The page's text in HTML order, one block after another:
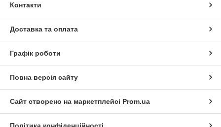
Контакти
Доставка та оплата
Графік роботи
Повна версія сайту
Сайт створено на маркетплейсі Prom.ua